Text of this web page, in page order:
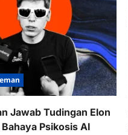
Jawab Tudingan Elon
Psikosis AI